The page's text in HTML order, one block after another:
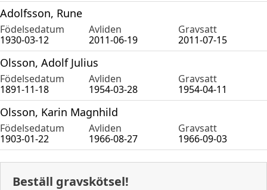
Adolfsson, Rune
Födelsedatum Avliden
Gravsatt
1930-03-12
2011-06-19 2011-07-15
Olsson, Adolf Julius
Födelsedatum Avliden
Gravsatt
1891-11-18
1954-03-28 1954-04-11
Olsson, Karin Magnhild
Födelsedatum Avliden
Gravsatt
1903-01-22
1966-08-27 1966-09-03
Beställ gravskötsel!